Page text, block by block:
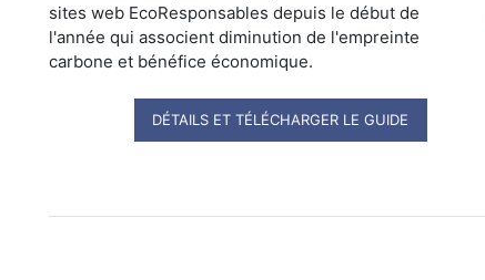
sites web EcoResponsables depuis le début de
l'année qui associent diminution de l'empreinte
carbone et bénéfice économique.
DÉTAILS ET TÉLÉCHARGER LE GUIDE